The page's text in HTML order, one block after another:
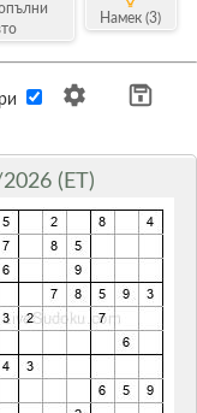
Намек (3)
(ET)